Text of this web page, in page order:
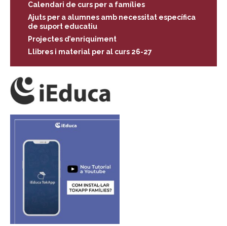
Calendari de curs per a famílies
Ajuts per a alumnes amb necessitat específica
de suport educatiu
Projectes d’enriquiment
Llibres i material per al curs 26-27